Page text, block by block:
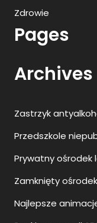
Zdrowie
Pages
Archives
Zastrzyk
Przedszkole
Prywatny ośrodek
Zamknięty
Najlepsze